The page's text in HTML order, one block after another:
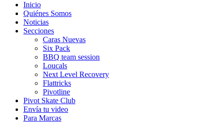
Inicio
Quiénes Somos
Noticias
Secciones
Caras Nuevas
Six Pack
BBQ team session
Loucals
Next Level Recovery
Flattricks
Pivotline
Pivot Skate Club
Envía tu video
Para Marcas